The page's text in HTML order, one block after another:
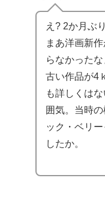
え? 2か月ぶ
まあ洋画新
らなかったな
古い作品が4
も詳しくは
囲気。当時
ック・ベリ
したか。